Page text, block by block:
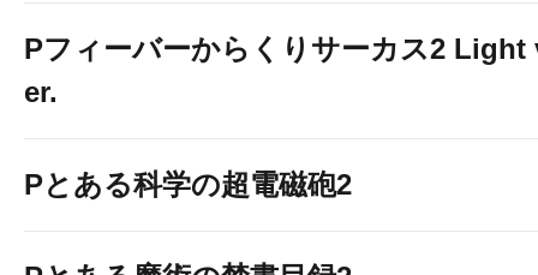
Pフィーバーからくりサーカス2 Light
er.
Pとある科学の超電磁砲2